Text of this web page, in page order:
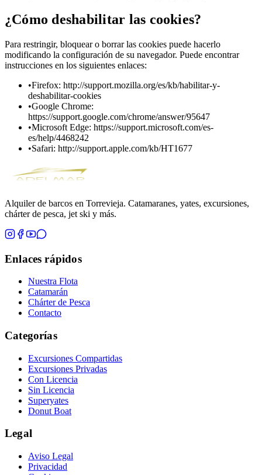
¿Cómo deshabilitar las cookies?
Para restringir, bloquear o borrar las cookies puede hacerlo
modificando la configuración de su navegador. Puede encontrar
instrucciones en los siguientes enlaces:
•Firefox: http://support.mozilla.org/es/kb/habilitar-y-
deshabilitar-cookies
•Google Chrome:
https://support.google.com/chrome/answer/95647
•Microsoft Edge: https://support.microsoft.com/es-
es/help/4468242
•Safari: http://support.apple.com/kb/HT1677
Alquiler de barcos en Torrevieja. Catamaranes, yates, excursiones,
chárter de pesca, jet ski y más.
Enlaces rápidos
Nuestra Flota
Catamarán
Chárter de Pesca
Contacto
Categorías
Excursiones Compartidas
Excursiones Privadas
Con Licencia
Sin Licencia
Superyates
Donut Boat
Legal
Aviso Legal
Privacidad